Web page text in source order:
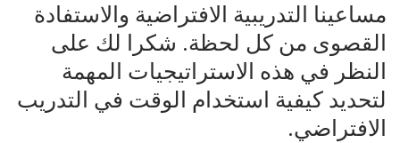
مساعينا التدريبية الافتراضية والاستفادة
القصوى من كل لحظة. شكرا لك على
النظر في هذه الاستراتيجيات المهمة
لتحديد كيفية استخدام الوقت في التدريب
الافتراضي.